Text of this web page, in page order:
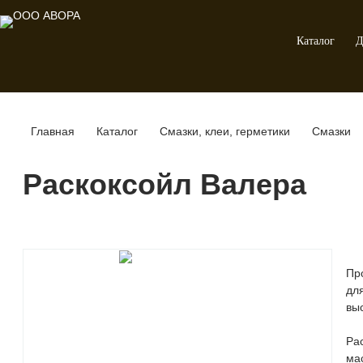
Каталог
Главная Каталог Смазки, клеи, герметики Смазки
Раскоксойл Валера